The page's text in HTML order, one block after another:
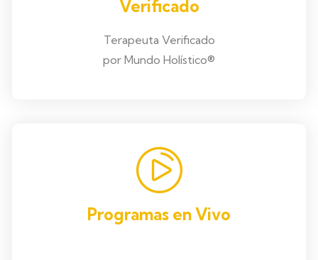
Verificado
Terapeuta Verificado
por Mundo Holístico®
Programas en Vivo